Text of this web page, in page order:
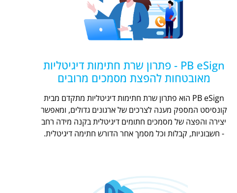
PB eSign - פתרון שרת חתימות דיגיטליות
מאובטחות להפצת מסמכים מרובים
PB eSign הוא פתרון שרת חתימות דיגיטליות מתקדם מבית
קונסיסט המספק מענה לצרכים של ארגונים גדולים, ומאפשר
יצירה והפצה של מסמכים חתומים דיגיטלית בקנה מידה רחב
- חשבוניות, קבלות וכל מסמך אחר הדורש חתימה דיגיטלית.